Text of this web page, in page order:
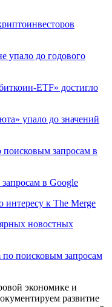
упало до годового
ETF» достигло
упало до значений
запросам в
в Google
интересу к The Merge
новостных
поисковым запросам
экономике и
развитие